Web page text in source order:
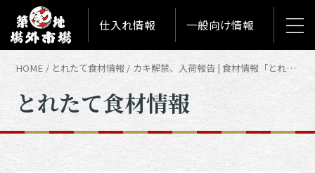
仕入れ情報 一般向け情報
HOME とれたて食材情報 カキ解禁、入荷報告 | 食材情報「とれたて築地食材情報」
とれたて食材情報